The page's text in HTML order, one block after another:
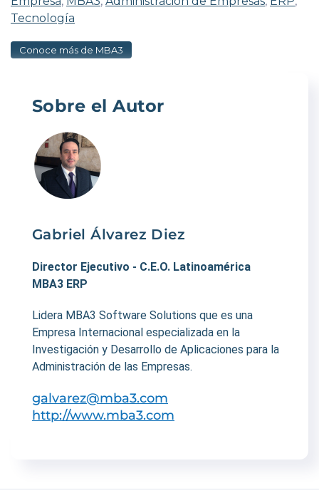
Tecnología
Conoce más de MBA3
Sobre el Autor
Gabriel Álvarez Diez
Director Ejecutivo - C.E.O. Latinoamérica
MBA3 ERP
Lidera MBA3 Software Solutions que es una
Empresa Internacional especializada en la
Investigación y Desarrollo de Aplicaciones para la
Administración de las Empresas.
galvarez@mba3.com
http://www.mba3.com